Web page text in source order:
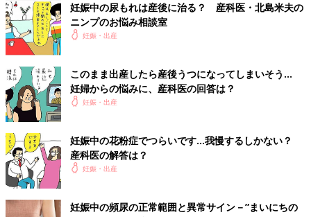
妊娠中の尿もれは産後に治る？ 産科医・北島米夫の
ニンプのお悩み相談室
妊娠・出産
このまま出産したら産後うつになってしまいそう…
妊婦からの悩みに、産科医の回答は？
妊娠・出産
妊娠中の花粉症でつらいです…我慢するしかない？
産科医の解答は？
妊娠・出産
妊娠中の頻尿の正常範囲と異常サイン－”まいにちの